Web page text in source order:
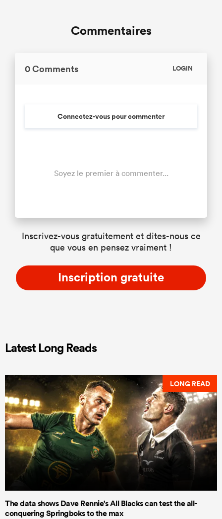
Commentaires
0 Comments LOGIN
Connectez-vous pour commenter
Soyez le premier à commenter...
Inscrivez-vous gratuitement et dites-nous ce
que vous en pensez vraiment !
Inscription gratuite
Latest Long Reads
LONG READ
The data shows Dave Rennie's All Blacks can test the all-
conquering Springboks to the max